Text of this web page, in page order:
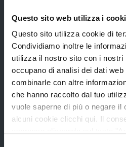
Questo sito web utilizza i
Questo sito utilizza cookie di
Condividiamo inoltre le
utilizza il nostro sito con i
occupano di analisi dei dati web
combinarle con altre
che hanno raccolto dal tuo
vuole saperne di più o negare il
alcuni cookie clicchi qui. Il
Bandi di gara
Avvisi pubblici
Concorsi e selezioni
In scadenza
Aree tematiche